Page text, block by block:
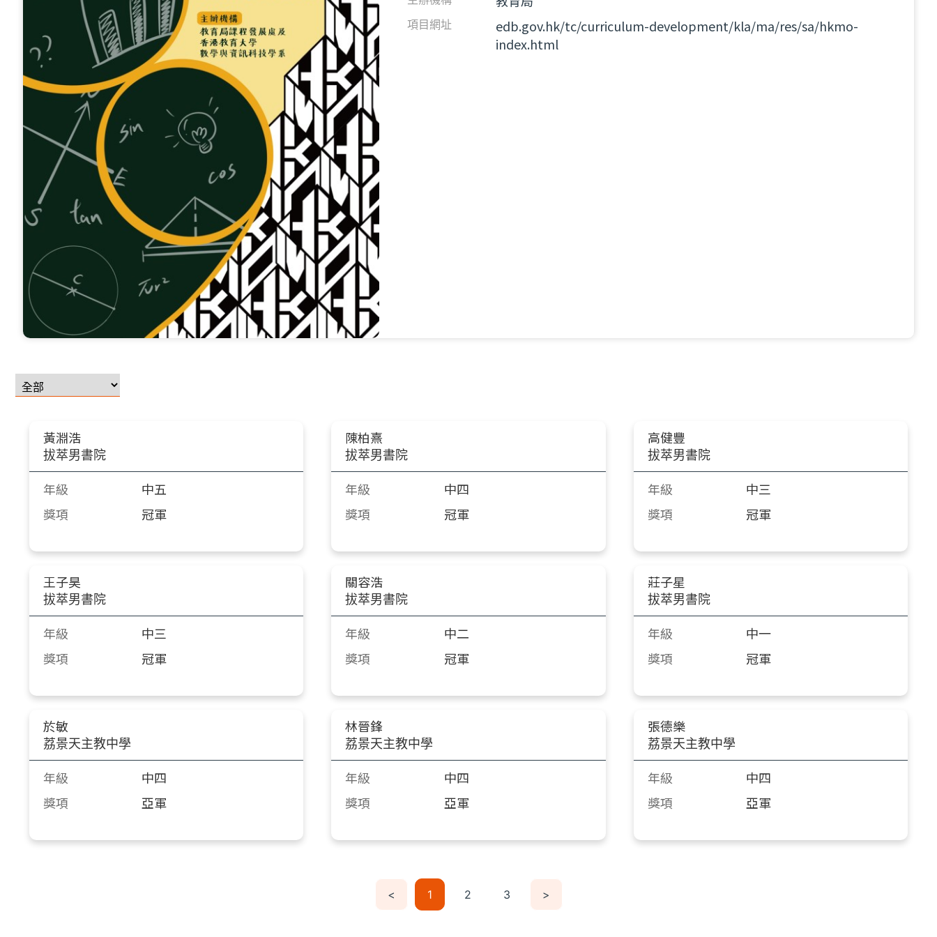
項目網址
edb.gov.hk/tc/curriculum-development/kla/ma/res/sa/hkmo-
index.html
黃淵浩
拔萃男書院
年級
中五
獎項
冠軍
陳柏熹
拔萃男書院
年級
中四
獎項
冠軍
高健豐
拔萃男書院
年級
中三
獎項
冠軍
王子昊
拔萃男書院
年級
中三
獎項
冠軍
關容浩
拔萃男書院
年級
中二
獎項
冠軍
莊子星
拔萃男書院
年級
中一
獎項
冠軍
於敏
荔景天主教中學
年級
中四
獎項
亞軍
林晉鋒
荔景天主教中學
年級
中四
獎項
亞軍
張德樂
荔景天主教中學
年級
中四
獎項
亞軍
< 1 2 3 >